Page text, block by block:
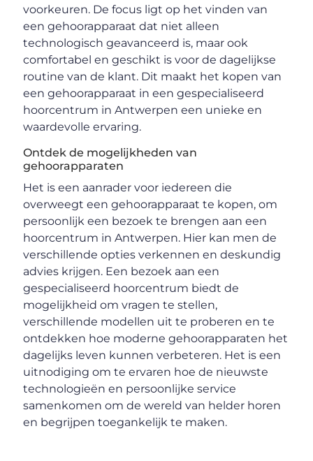
voorkeuren. De focus ligt op het vinden van
een gehoorapparaat dat niet alleen
technologisch geavanceerd is, maar ook
comfortabel en geschikt is voor de dagelijkse
routine van de klant. Dit maakt het kopen van
een gehoorapparaat in een gespecialiseerd
hoorcentrum in Antwerpen een unieke en
waardevolle ervaring.
Ontdek de mogelijkheden van
gehoorapparaten
Het is een aanrader voor iedereen die
overweegt een gehoorapparaat te kopen, om
persoonlijk een bezoek te brengen aan een
hoorcentrum in Antwerpen. Hier kan men de
verschillende opties verkennen en deskundig
advies krijgen. Een bezoek aan een
gespecialiseerd hoorcentrum biedt de
mogelijkheid om vragen te stellen,
verschillende modellen uit te proberen en te
ontdekken hoe moderne gehoorapparaten het
dagelijks leven kunnen verbeteren. Het is een
uitnodiging om te ervaren hoe de nieuwste
technologieën en persoonlijke service
samenkomen om de wereld van helder horen
en begrijpen toegankelijk te maken.